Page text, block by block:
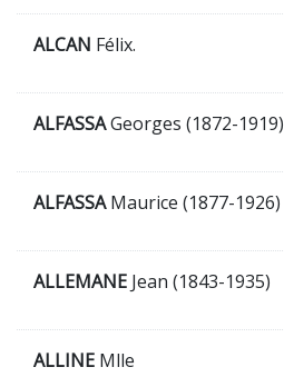
ALCAN Félix.
ALFASSAGeorges (1872-1919)
ALFASSAMaurice (1877-1926)
ALLEMANE Jean (1843-1935)
ALLINE Mlle